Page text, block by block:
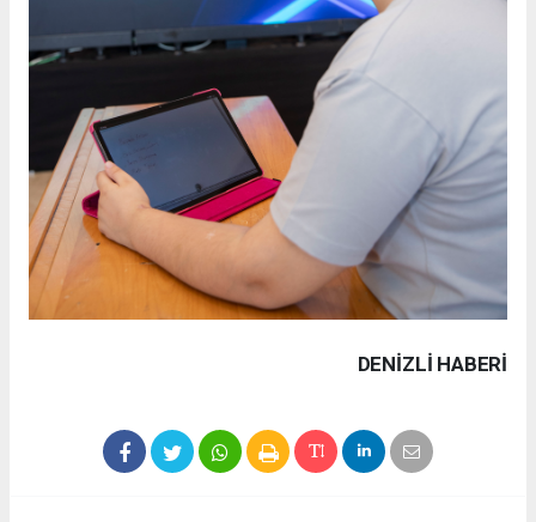
DENIZLI HABERİ